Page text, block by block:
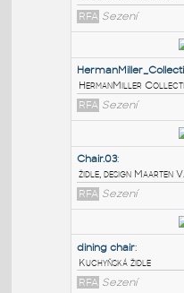
Cadeira chair
Cadeira chair
RFA Sezení
HermanMiller
RFA Sezení